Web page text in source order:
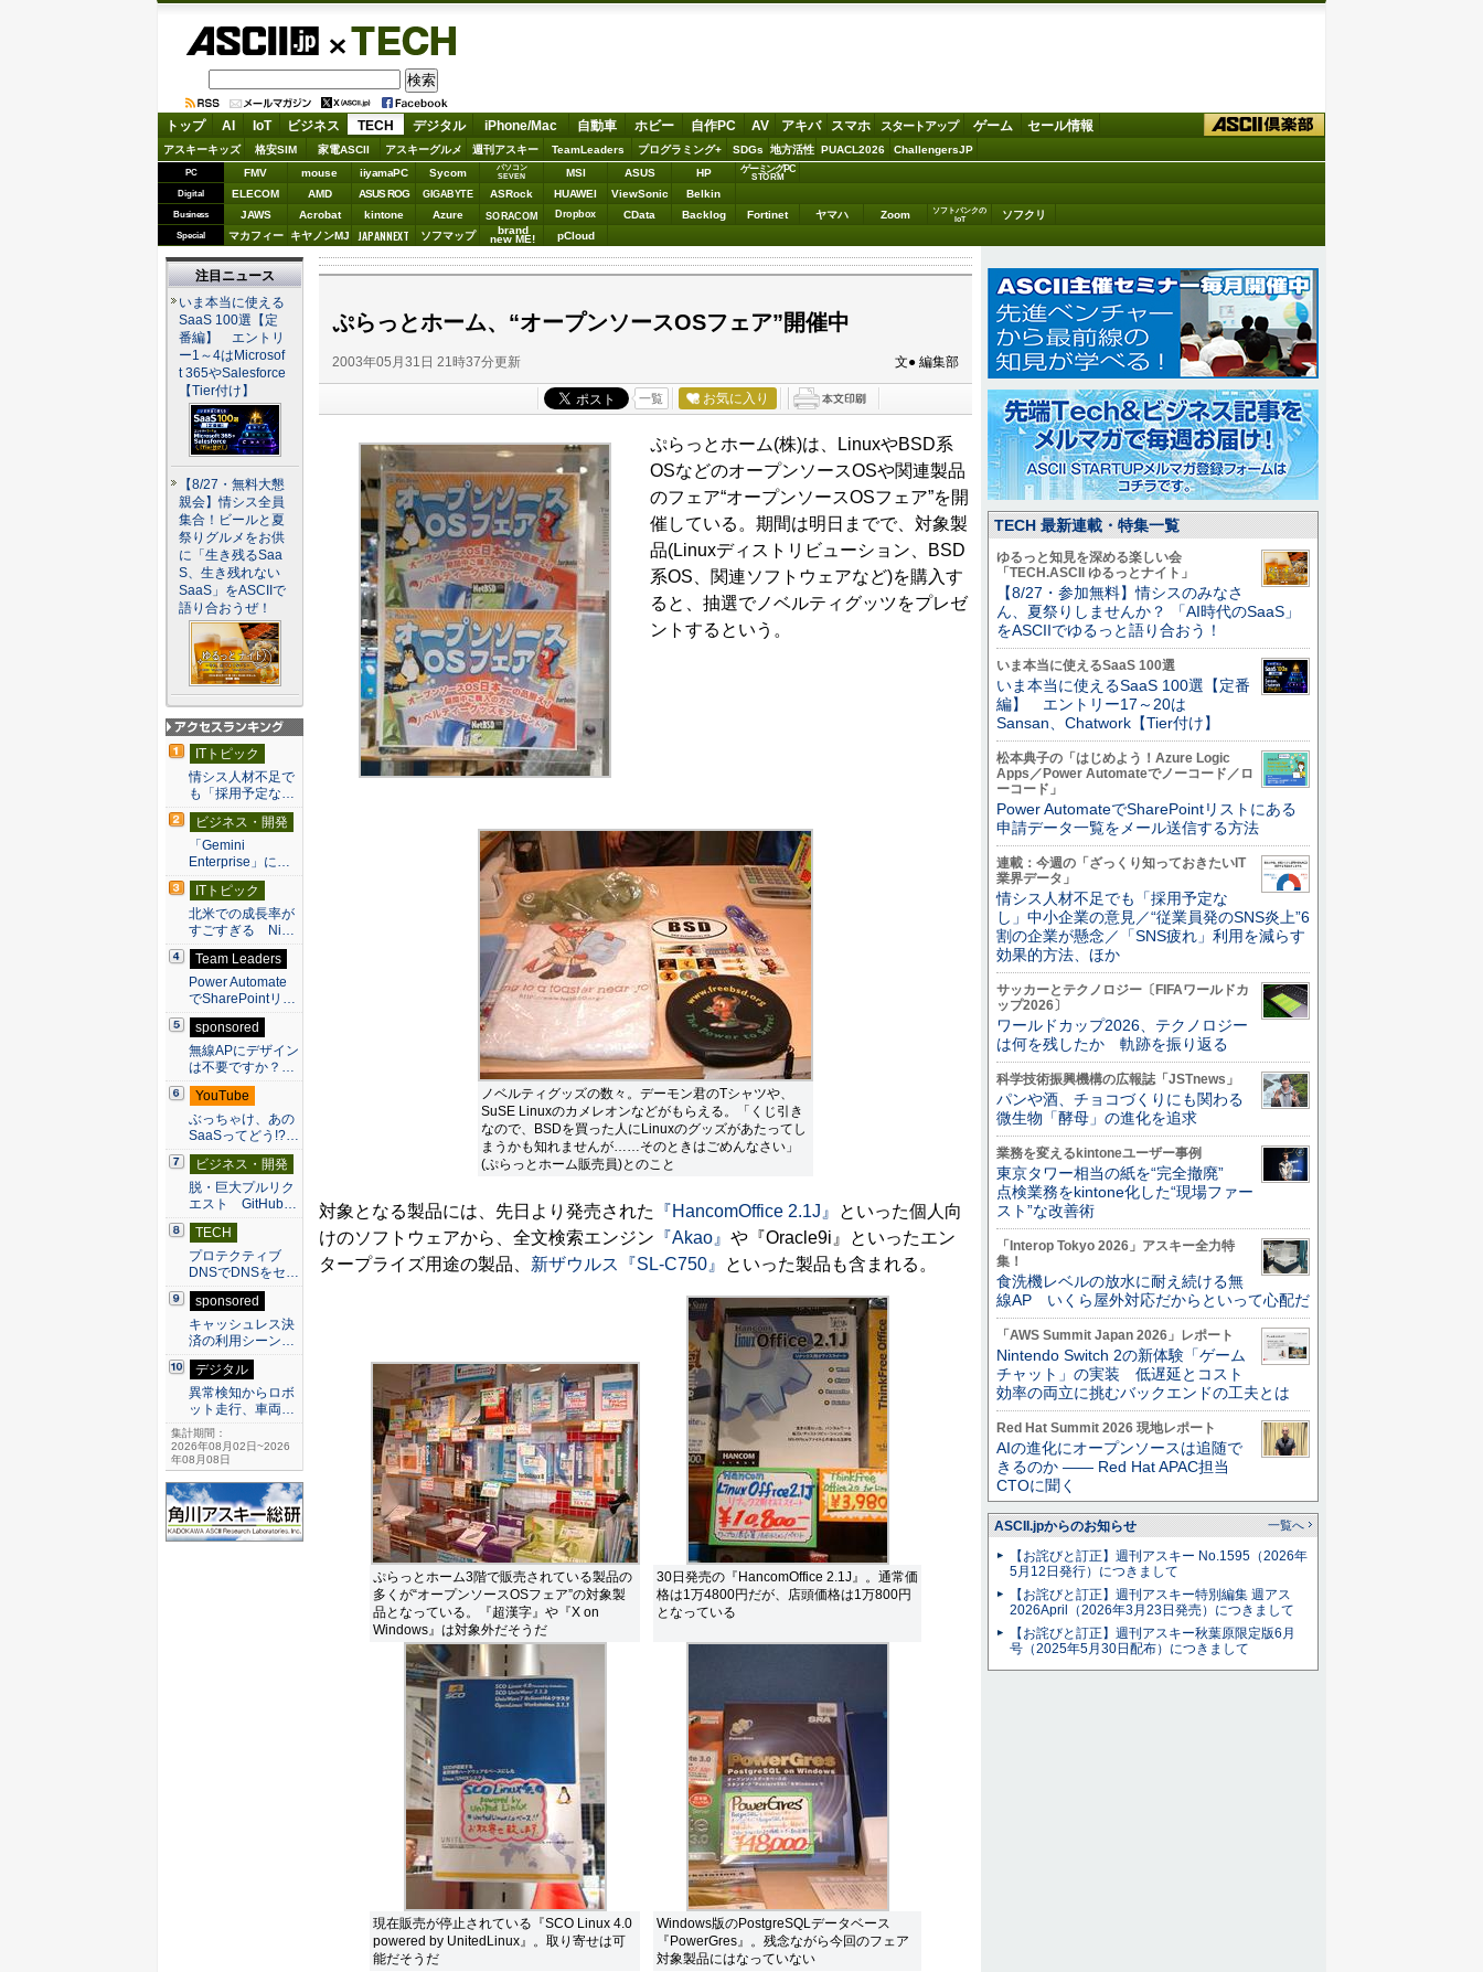
TECH
トップ AI IoT ビジネス TECH デジタル iPhone/Mac 自動車 ホビー 自作PC AV アキバ スマホ スタートアップ ゲーム セール情報
アスキーキッズ 格安SIM 家電ASCII アスキーグルメ 週刊アスキー TeamLeaders プログラミング+ SDGs 地方活性 PUACL2026 ChallengersJP
PC FMV mouse iiyamaPC Sycom
パソコン
SEVEN
MSI ASUS HP ゲーミングPC
STORM
Digital ELECOM AMD ASUS ROG GIGABYTE ASRock HUAWEI ViewSonic Belkin
Business JAWS Acrobat kintone Azure SORACOM Dropbox CData Backlog Fortinet ヤマハ Zoom
ソフトバンクの
IoT
ソフクリ
Special マカフィー キヤノンMJ JAPANNEXT ソフマップ brand
new ME! pCloud
ぷらっとホーム、“オープンソースOSフェア”開催中
2003年05月31日 21時37分更新 文● 編集部
一覧 お気に入り
ぷらっとホーム(株)は、LinuxやBSD系
OSなどのオープンソースOSや関連製品
のフェア“オープンソースOSフェア”を開
催している。期間は明日までで、対象製
品(Linuxディストリビューション、BSD
系OS、関連ソフトウェアなど)を購入す
ると、抽選でノベルティグッツをプレゼ
ントするという。
ノベルティグッズの数々。デーモン君のTシャツや、
SuSE Linuxのカメレオンなどがもらえる。「くじ引き
なので、BSDを買った人にLinuxのグッズがあたってし
まうかも知れませんが……そのときはごめんなさい」
(ぷらっとホーム販売員)とのこと
対象となる製品には、先日より発売された 『HancomOffice 2.1J』
といった個人向
けのソフトウェアから、全文検索エンジン 『Akao』 や『Oracle9i』といったエン
タープライズ用途の製品、 新ザウルス『SL-C750』 といった製品も含まれる。
ぷらっとホーム3階で販売されている製品の
多くが“オープンソースOSフェア”の対象製
品となっている。『超漢字』や『X on
Windows』は対象外だそうだ
30日発売の『HancomOffice 2.1J』。通常価
格は1万4800円だが、店頭価格は1万800円
となっている
現在販売が停止されている『SCO Linux 4.0
powered by UnitedLinux』。取り寄せは可
能だそうだ
Windows版のPostgreSQLデータベース
『PowerGres』。残念ながら今回のフェア
対象製品にはなっていない
注目ニュース
いま本当に使える
SaaS 100選【定
番編】 エントリ
ー1～4はMicrosof
t 365やSalesforce
【Tier付け】
【8/27・無料大懇
親会】情シス全員
集合！ビールと夏
祭りグルメをお供
に「生き残るSaa
S、生き残れない
SaaS」をASCIIで
語り合おうぜ！
アクセスランキン
グ
ITトピック
情シス人材不足で
も「採用予定な…
ビジネス・開発
「Gemini
Enterprise」に…
ITトピック
北米での成長率が
すごすぎる Ni…
Team Leaders
Power Automate
でSharePointリ…
sponsored
無線APにデザイン
は不要ですか？…
YouTube
ぶっちゃけ、あの
SaaSってどう!?…
ビジネス・開発
脱・巨大プルリク
エスト GitHub…
TECH
プロテクティブ
DNSでDNSをセ…
sponsored
キャッシュレス決
済の利用シーン…
デジタル
異常検知からロボ
ット走行、車両…
集計期間：
2026年08月02日~2026
年08月08日
TECH 最新連載・特集一覧
ゆるっと知見を深める楽しい会
「TECH.ASCII ゆるっとナイト」
【8/27・参加無料】情シスのみなさ
ん、夏祭りしませんか？ 「AI時代のSaaS」
をASCIIでゆるっと語り合おう！
いま本当に使えるSaaS 100選
いま本当に使えるSaaS 100選【定番
編】 エントリー17～20は
Sansan、Chatwork【Tier付け】
松本典子の「はじめよう！Azure Logic
Apps／Power Automateでノーコード／ロ
ーコード」
Power AutomateでSharePointリストにある
申請データ一覧をメール送信する方法
連載：今週の「ざっくり知っておきたいIT
業界データ」
情シス人材不足でも「採用予定な
し」中小企業の意見／“従業員発のSNS炎上”6
割の企業が懸念／「SNS疲れ」利用を減らす
効果的方法、ほか
サッカーとテクノロジー〔FIFAワールドカ
ップ2026〕
ワールドカップ2026、テクノロジー
は何を残したか 軌跡を振り返る
科学技術振興機構の広報誌「JSTnews」
パンや酒、チョコづくりにも関わる
微生物「酵母」の進化を追求
業務を変えるkintoneユーザー事例
東京タワー相当の紙を“完全撤廃”
点検業務をkintone化した“現場ファー
スト”な改善術
「Interop Tokyo 2026」アスキー全力特
集！
食洗機レベルの放水に耐え続ける無
線AP いくら屋外対応だからといって心配だ
「AWS Summit Japan 2026」レポート
Nintendo Switch 2の新体験「ゲーム
チャット」の実装 低遅延とコスト
効率の両立に挑むバックエンドの工夫とは
Red Hat Summit 2026 現地レポート
AIの進化にオープンソースは追随で
きるのか ―― Red Hat APAC担当
CTOに聞く
ASCII.jpからのお知らせ 一覧へ
【お詫びと訂正】週刊アスキー No.1595（2026年
5月12日発行）につきまして
【お詫びと訂正】週刊アスキー特別編集 週アス
2026April（2026年3月23日発売）につきまして
【お詫びと訂正】週刊アスキー秋葉原限定版6月
号（2025年5月30日配布）につきまして